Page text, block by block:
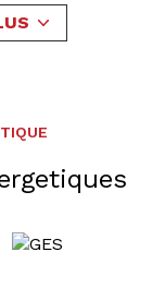
lumineux de 33
une chambre
vos besoins.
6 véhicules,